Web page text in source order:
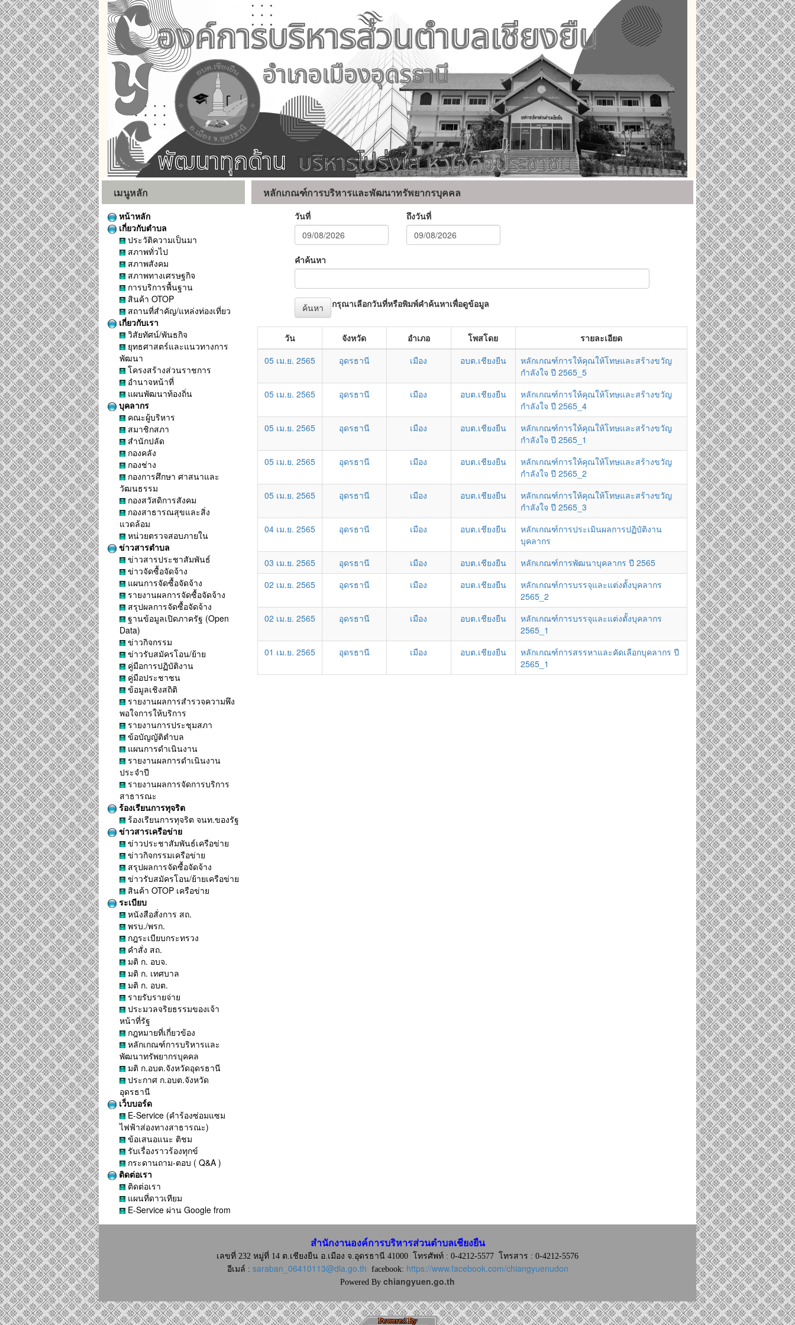
เมนูหลัก
หน้าหลัก
เกี่ยวกับตำบล
ประวัติความเป็นมา
สภาพทั่วไป
สภาพสังคม
สภาพทางเศรษฐกิจ
การบริการพื้นฐาน
สินค้า OTOP
สถานที่สำคัญ/แหล่งท่องเที่ยว
เกี่ยวกับเรา
วิสัยทัศน์/พันธกิจ
ยุทธศาสตร์และแนวทางการ
พัฒนา
โครงสร้างส่วนราชการ
อำนาจหน้าที่
แผนพัฒนาท้องถิ่น
บุคลากร
คณะผู้บริหาร
สมาชิกสภา
สำนักปลัด
กองคลัง
กองช่าง
กองการศึกษา ศาสนาและ
วัฒนธรรม
กองสวัสดิการสังคม
กองสาธารณสุขและสิ่ง
แวดล้อม
หน่วยตรวจสอบภายใน
ข่าวสารตำบล
ข่าวสารประชาสัมพันธ์
ข่าวจัดซื้อจัดจ้าง
แผนการจัดซื้อจัดจ้าง
รายงานผลการจัดซื้อจัดจ้าง
สรุปผลการจัดซื้อจัดจ้าง
ฐานข้อมูลเปิดภาครัฐ (Open
Data)
ข่าวกิจกรรม
ข่าวรับสมัครโอน/ย้าย
คู่มือการปฏิบัติงาน
คู่มือประชาชน
ข้อมูลเชิงสถิติ
รายงานผลการสำรวจความพึง
พอใจการให้บริการ
รายงานการประชุมสภา
ข้อบัญญัติตำบล
แผนการดำเนินงาน
รายงานผลการดำเนินงาน
ประจำปี
รายงานผลการจัดการบริการ
สาธารณะ
ร้องเรียนการทุจริต
ร้องเรียนการทุจริต จนท.ของรัฐ
ข่าวสารเครือข่าย
ข่าวประชาสัมพันธ์เครือข่าย
ข่าวกิจกรรมเครือข่าย
สรุปผลการจัดซื้อจัดจ้าง
ข่าวรับสมัครโอน/ย้ายเครือข่าย
สินค้า OTOP เครือข่าย
ระเบียบ
หนังสือสั่งการ สถ.
พรบ./พรก.
กฎระเบียบกระทรวง
คำสั่ง สถ.
มติ ก. อบจ.
มติ ก. เทศบาล
มติ ก. อบต.
รายรับรายจ่าย
ประมวลจริยธรรมของเจ้า
หน้าที่รัฐ
กฎหมายที่เกี่ยวข้อง
หลักเกณฑ์การบริหารและ
พัฒนาทรัพยากรบุคคล
มติ ก.อบต.จังหวัดอุดรธานี
ประกาศ ก.อบต.จังหวัด
อุดรธานี
เว็บบอร์ด
E-Service (คำร้องซ่อมแซม
ไฟฟ้าส่องทางสาธารณะ)
ข้อเสนอแนะ ติชม
รับเรื่องราวร้องทุกข์
กระดานถาม-ตอบ ( Q&A )
ติดต่อเรา
ติดต่อเรา
แผนที่ดาวเทียม
E-Service ผ่าน Google from
หลักเกณฑ์การบริหารและพัฒนาทรัพยากรบุคคล
วันที่ ถึงวันที่
คำค้นหา
ค้นหา กรุณาเลือกวันที่หรือพิมพ์คำค้นหาเพื่อดูข้อมูล
วัน จังหวัด อำเภอ โพสโดย
รายละเอียด
05 เม.ย. 2565
อุดรธานี เมือง อบต.เชียงยืน
หลักเกณฑ์การให้คุณให้โทษและสร้างขวัญ
กำลังใจ ปี 2565_5
05 เม.ย. 2565
อุดรธานี เมือง อบต.เชียงยืน
หลักเกณฑ์การให้คุณให้โทษและสร้างขวัญ
กำลังใจ ปี 2565_4
05 เม.ย. 2565
อุดรธานี เมือง อบต.เชียงยืน
หลักเกณฑ์การให้คุณให้โทษและสร้างขวัญ
กำลังใจ ปี 2565_1
05 เม.ย. 2565
อุดรธานี เมือง อบต.เชียงยืน
หลักเกณฑ์การให้คุณให้โทษและสร้างขวัญ
กำลังใจ ปี 2565_2
05 เม.ย. 2565
อุดรธานี เมือง อบต.เชียงยืน
หลักเกณฑ์การให้คุณให้โทษและสร้างขวัญ
กำลังใจ ปี 2565_3
04 เม.ย. 2565
อุดรธานี เมือง อบต.เชียงยืน
หลักเกณฑ์การประเมินผลการปฏิบัติงาน
บุคลากร
03 เม.ย. 2565
อุดรธานี เมือง อบต.เชียงยืน
หลักเกณฑ์การพัฒนาบุคลากร ปี 2565
02 เม.ย. 2565
อุดรธานี เมือง อบต.เชียงยืน
หลักเกณฑ์การบรรจุและแต่งตั้งบุคลากร
2565_2
02 เม.ย. 2565
อุดรธานี เมือง อบต.เชียงยืน
หลักเกณฑ์การบรรจุและแต่งตั้งบุคลากร
2565_1
01 เม.ย. 2565
อุดรธานี เมือง อบต.เชียงยืน
หลักเกณฑ์การสรรหาและคัดเลือกบุคลากร ปี
2565_1
สำนักงานองค์การบริหารส่วนตำบลเชียงยืน
เลขที่ 232 หมู่ที่ 14 ต.เชียงยืน อ.เมือง จ.อุดรธานี 41000
โทรศัพท์ : 0-4212-5577 โทรสาร : 0-4212-5576
อีเมล์ : saraban_06410113@dla.go.th facebook: https://www.facebook.com/chiangyuenudon
Powered By chiangyuen.go.th